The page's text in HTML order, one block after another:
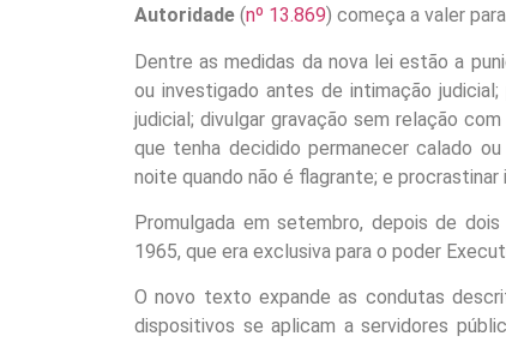
Autoridade (nº 13.869) começa a valer
Dentre as medidas da nova lei estão a
ou investigado antes de intimação
judicial; divulgar gravação sem relação
que tenha decidido permanecer calado
noite quando não é flagrante; e
Promulgada em setembro, depois de
1965, que era exclusiva para o poder
O novo texto expande as condutas
dispositivos se aplicam a servidores